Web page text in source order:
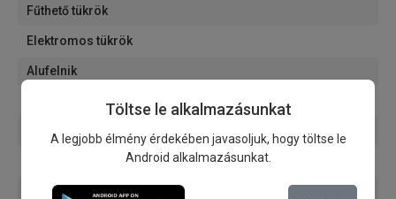
Fűthető tükrök
Elektromos tükrök
Alufelnik
Színezett üvegek
Magasság állítható ülések
Töltse le alkalmazásunkat
A legjobb élmény érdekében javasoljuk, hogy töltse le
Android alkalmazásunkat.